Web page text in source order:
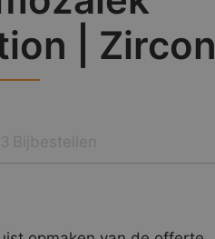
| Zircon